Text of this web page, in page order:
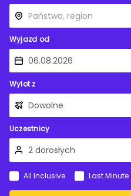
Wyjazd od
Wylot z
Uczestnicy
All Inclusive Last Minute